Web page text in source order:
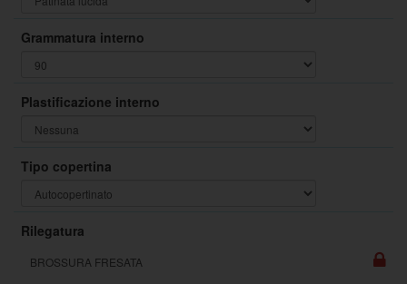
Grammatura interno
Plastificazione interno
Tipo copertina
Rilegatura